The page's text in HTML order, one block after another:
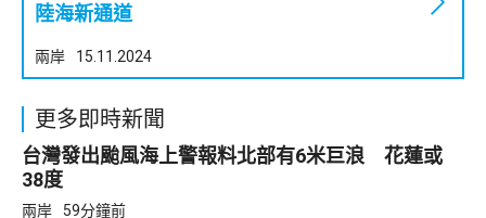
陸海新通道
兩岸 15.11.2024
更多即時新聞
台灣發出颱風海上警報料北部有6米巨浪 花蓮或
38度
兩岸 59分鐘前